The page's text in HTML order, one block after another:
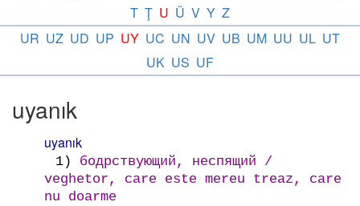
T Ţ U Ü V Y Z
UR UZ UD UP UY UC UN UV UB UM UU UL UT
UK US UF
uyanık
uyanık
1)
бодрствующий, неспящий /
veghetor, care este mereu treaz, care
nu doarme